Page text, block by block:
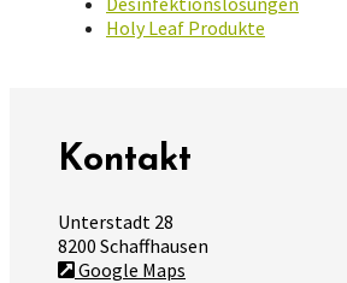
Holy Leaf Produkte
Kontakt
Unterstadt 28
8200 Schaffhausen
Google Maps